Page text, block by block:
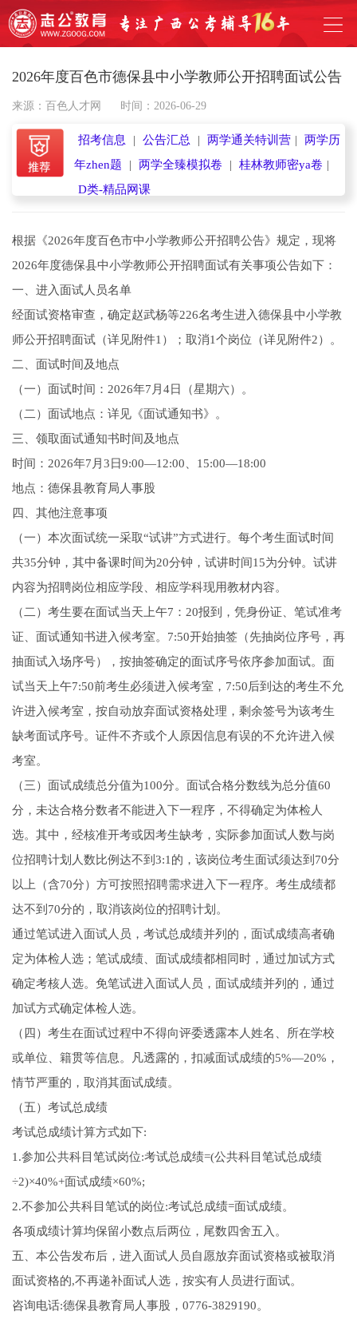
2026年度百色市德保县中小学教师公开招聘面试公告
来源：百色人才网 时间：2026-06-29
招考信息 | 公告汇总 | 两学通关特训营 |
两学历
年zhen题
| 两学全臻模拟卷 | 桂林教师密ya卷 |
D类-精品网课
根据《2026年度百色市中小学教师公开招聘公告》规定，现将
2026年度德保县中小学教师公开招聘面试有关事项公告如下：
一、进入面试人员名单
经面试资格审查，确定赵武杨等226名考生进入德保县中小学教
师公开招聘面试（详见附件1）；取消1个岗位（详见附件2）。
二、面试时间及地点
（一）面试时间：2026年7月4日（星期六）。
（二）面试地点：详见《面试通知书》。
三、领取面试通知书时间及地点
时间：2026年7月3日9:00—12:00、15:00—18:00
地点：德保县教育局人事股
四、其他注意事项
（一）本次面试统一采取“试讲”方式进行。每个考生面试时间
共35分钟，其中备课时间为20分钟，试讲时间15为分钟。试讲
内容为招聘岗位相应学段、相应学科现用教材内容。
（二）考生要在面试当天上午7：20报到，凭身份证、笔试准考
证、面试通知书进入候考室。7:50开始抽签（先抽岗位序号，再
抽面试入场序号），按抽签确定的面试序号依序参加面试。面
试当天上午7:50前考生必须进入候考室，7:50后到达的考生不允
许进入候考室，按自动放弃面试资格处理，剩余签号为该考生
缺考面试序号。证件不齐或个人原因信息有误的不允许进入候
考室。
（三）面试成绩总分值为100分。面试合格分数线为总分值60
分，未达合格分数者不能进入下一程序，不得确定为体检人
选。其中，经核准开考或因考生缺考，实际参加面试人数与岗
位招聘计划人数比例达不到3:1的，该岗位考生面试须达到70分
以上（含70分）方可按照招聘需求进入下一程序。考生成绩都
达不到70分的，取消该岗位的招聘计划。
通过笔试进入面试人员，考试总成绩并列的，面试成绩高者确
定为体检人选；笔试成绩、面试成绩都相同时，通过加试方式
确定考核人选。免笔试进入面试人员，面试成绩并列的，通过
加试方式确定体检人选。
（四）考生在面试过程中不得向评委透露本人姓名、所在学校
或单位、籍贯等信息。凡透露的，扣减面试成绩的5%—20%，
情节严重的，取消其面试成绩。
（五）考试总成绩
考试总成绩计算方式如下:
1.参加公共科目笔试岗位:考试总成绩=(公共科目笔试总成绩
÷2)×40%+面试成绩×60%;
2.不参加公共科目笔试的岗位:考试总成绩=面试成绩。
各项成绩计算均保留小数点后两位，尾数四舍五入。
五、本公告发布后，进入面试人员自愿放弃面试资格或被取消
面试资格的,不再递补面试人选，按实有人员进行面试。
咨询电话:德保县教育局人事股，0776-3829190。